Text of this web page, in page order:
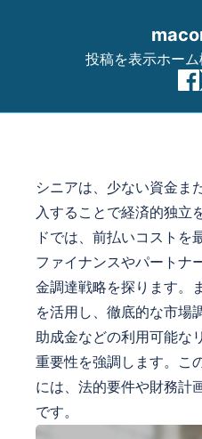
投稿を表示ホーム
シニアは、少ない資金ま
入することで経済的独立
ドでは、前払いコストを
ファイナンスやパートナ
金調達戦略を探ります。
を活用し、徹底的な市場
助成金などの利用可能な
重要性を強調します。こ
には、法的要件や財務計
です。